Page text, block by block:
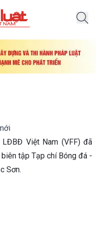
Việt Nam (VFF) đã
tập Tạp chí Bóng đá -
Sơn.